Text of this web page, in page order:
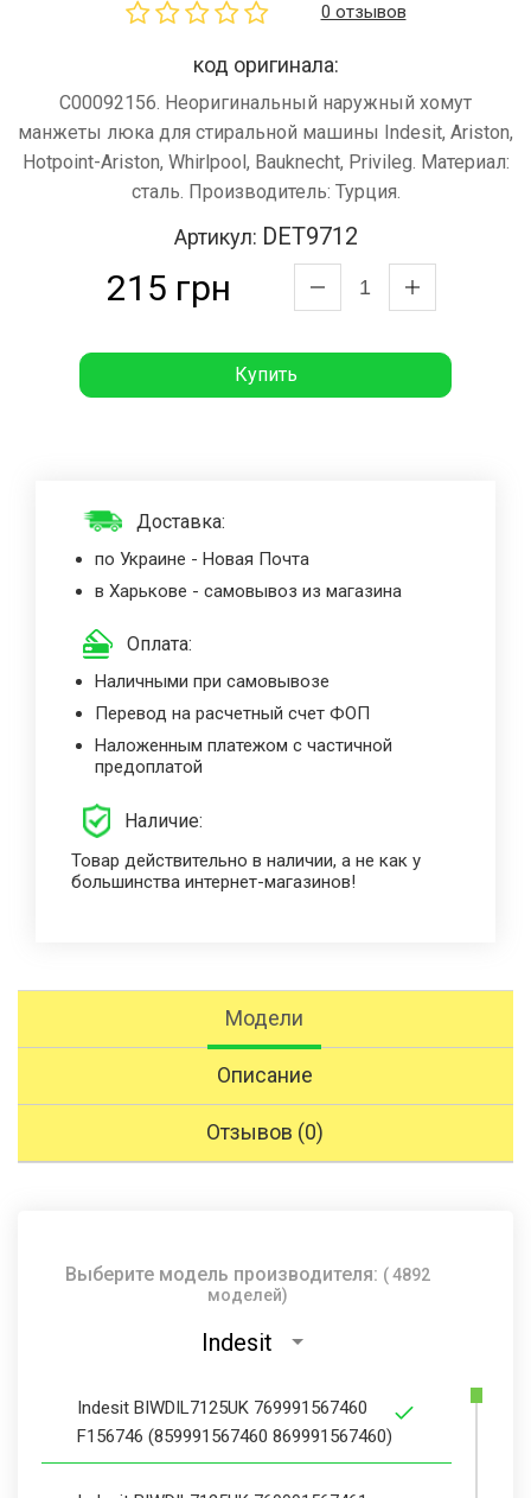
0 отзывов
код оригинала:
C00092156. Неоригинальный наружный хомут
манжеты люка для стиральной машины Indesit, Ariston,
Hotpoint-Ariston, Whirlpool, Bauknecht, Privileg. Материал:
сталь. Производитель: Турция.
Артикул: DET9712
215 грн
Купить
Доставка:
по Украине - Новая Почта
в Харькове - самовывоз из магазина
Оплата:
Наличными при самовывозе
Перевод на расчетный счет ФОП
Наложенным платежом с частичной
предоплатой
Наличие:
Товар действительно в наличии, а не как у
большинства интернет-магазинов!
Модели
Описание
Отзывов (0)
Выберите модель производителя: ( 4892
моделей)
Indesit
Indesit BIWDIL7125UK 769991567460
F156746 (859991567460 869991567460)